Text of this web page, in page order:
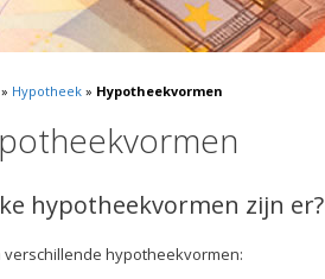
» Hypotheek» Hypotheekvormen
hypotheekvormen zijn er?
verschillende hypotheekvormen: